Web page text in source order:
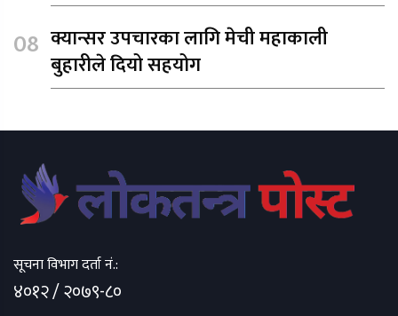
क्यान्सर उपचारका लागि मेची महाकाली
बुहारीले दियो सहयोग
सूचना विभाग दर्ता नं.:
४०१२ / २०७९-८०